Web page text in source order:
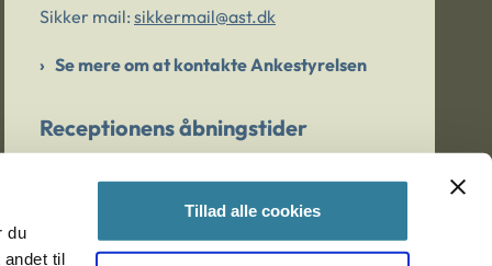
du
til
Tillad alle cookies
Sikker mail: sikkermail@ast.dk
Se mere om at kontakte Ankestyrelsen
Receptionens åbningstider
Er du bekymret for et barn/en ung?